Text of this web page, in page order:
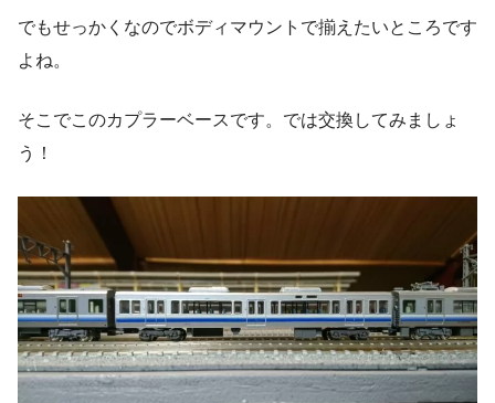
でもせっかくなのでボディマウントで揃えたいところです
よね。
そこでこのカプラーベースです。では交換してみましょ
う！